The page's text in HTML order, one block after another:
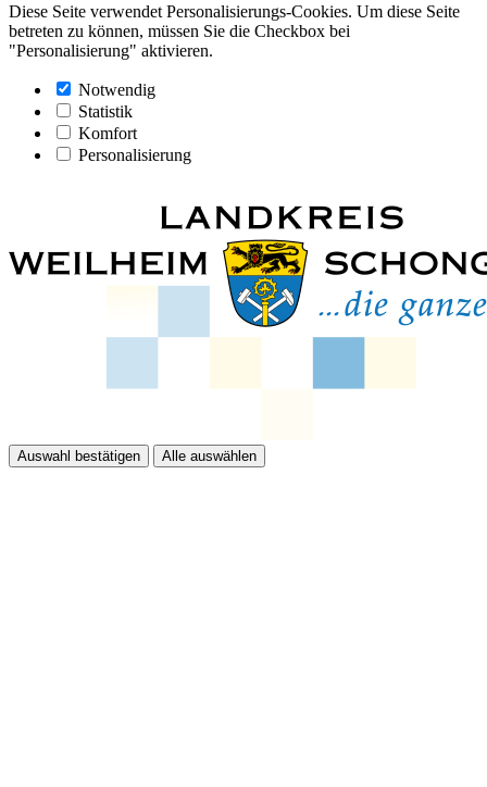
Diese Seite verwendet Personalisierungs-Cookies. Um diese Seite
betreten zu können, müssen Sie die Checkbox bei
"Personalisierung" aktivieren.
Notwendig
Statistik
Komfort
Personalisierung
Auswahl bestätigen Alle auswählen